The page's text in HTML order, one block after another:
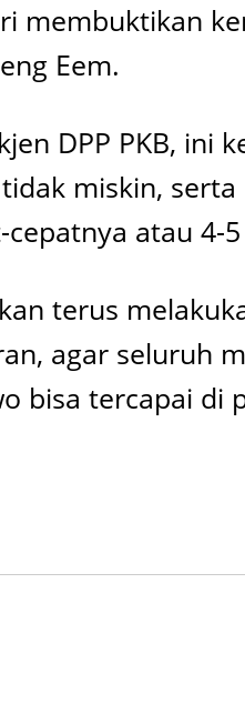
membuktikan
Eem.
DPP PKB,
miskin,
atau 4-
terus
agar seluruh
bisa tercapai di